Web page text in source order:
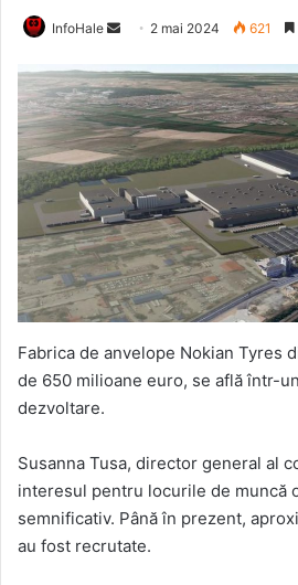
InfoHale
Send
email
2 mai 2024 621
Fabrica de anvelope Nokian Tyres
de 650 milioane euro, se află într-
dezvoltare.
Susanna Tusa, director general al
interesul pentru locurile de muncă
semnificativ. Până în prezent,
au fost recrutate.